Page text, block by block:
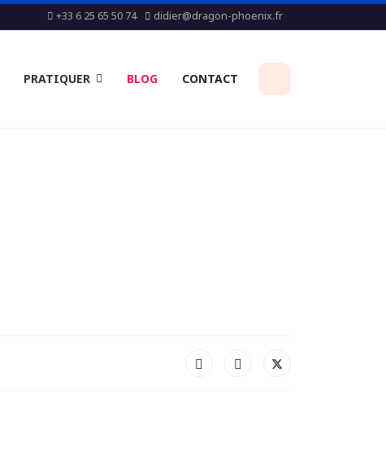
+33 6 25 65 50 74 didier@dragon-phoenix.fr
PRATIQUER BLOG CONTACT